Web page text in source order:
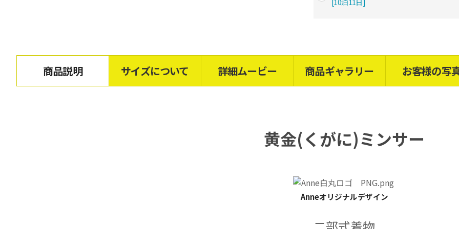
商品説明 サイズについて 詳細ムービー 商品ギャラリー お客様の写
黄金(くがに)ミンサー
Anneオリジナルデザイン